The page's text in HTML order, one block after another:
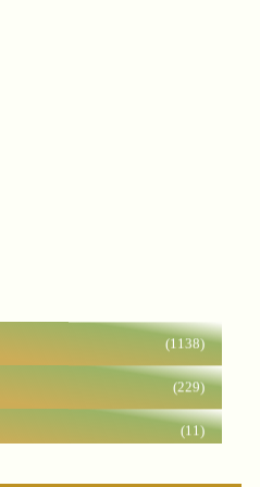
(229)
(11)
(925)
(1599)